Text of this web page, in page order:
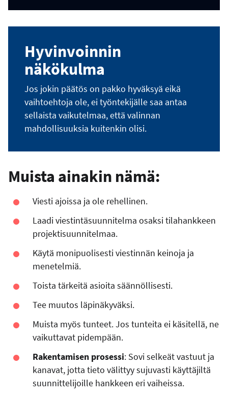
Hyvinvoinnin
näkökulma
Jos jokin päätös on pakko hyväksyä eikä
vaihtoehtoja ole, ei työntekijälle saa antaa
sellaista vaikutelmaa, että valinnan
mahdollisuuksia kuitenkin olisi.
Muista ainakin nämä:
Viesti ajoissa ja ole rehellinen.
Laadi viestintäsuunnitelma osaksi tilahankkeen
projektisuunnitelmaa.
Käytä monipuolisesti viestinnän keinoja ja
menetelmiä.
Toista tärkeitä asioita säännöllisesti.
Tee muutos läpinäkyväksi.
Muista myös tunteet. Jos tunteita ei käsitellä, ne
vaikuttavat pidempään.
Rakentamisen prosessi: Sovi selkeät vastuut ja
kanavat, jotta tieto välittyy sujuvasti käyttäjiltä
suunnittelijoille hankkeen eri vaiheissa.